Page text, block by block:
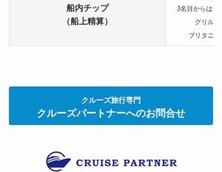
船内チップ
（船上精算）
3名目からは船
グリル
ブリタニ
クルーズ旅行専門
クルーズパートナーへのお問合せ